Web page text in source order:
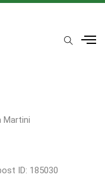
Martini
ID: 185030